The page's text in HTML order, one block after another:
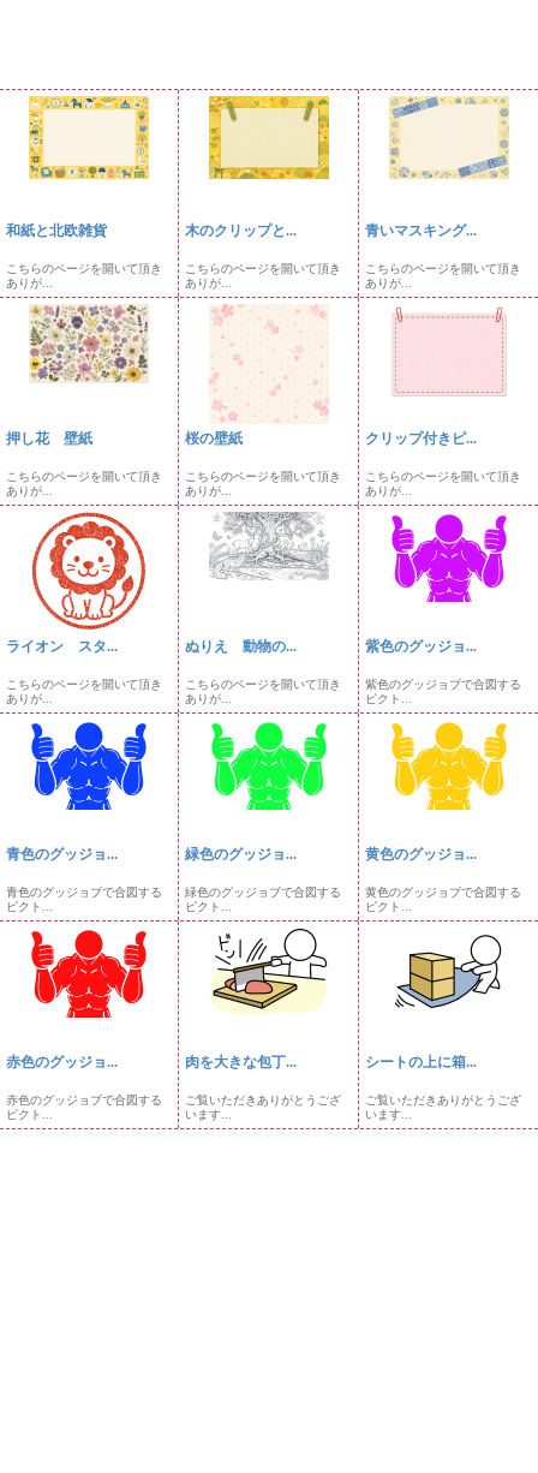
和紙と北欧雑貨
こちらのページを開いて頂き
ありが...
木のクリップと...
こちらのページを開いて頂き
ありが...
青いマスキング...
こちらのページを開いて頂き
ありが...
押し花 壁紙
こちらのページを開いて頂き
ありが...
桜の壁紙
こちらのページを開いて頂き
ありが...
クリップ付きピ...
こちらのページを開いて頂き
ありが...
ライオン スタ...
こちらのページを開いて頂き
ありが...
ぬりえ 動物の...
こちらのページを開いて頂き
ありが...
紫色のグッジョ...
紫色のグッジョブで合図する
ピクト...
青色のグッジョ...
青色のグッジョブで合図する
ピクト...
緑色のグッジョ...
緑色のグッジョブで合図する
ピクト...
黄色のグッジョ...
黄色のグッジョブで合図する
ピクト...
赤色のグッジョ...
赤色のグッジョブで合図する
ピクト...
肉を大きな包丁...
ご覧いただきありがとうござ
います...
シートの上に箱...
ご覧いただきありがとうござ
います...